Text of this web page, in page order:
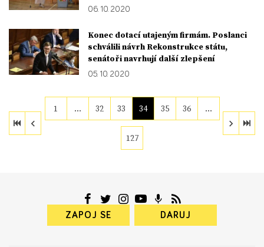
06. 10. 2020
Konec dotací utajeným firmám. Poslanci
schválili návrh Rekonstrukce státu,
senátoři navrhují další zlepšení
05. 10. 2020
1 … 32 33 34 35 36 …
127
ZAPOJ SE DARUJ